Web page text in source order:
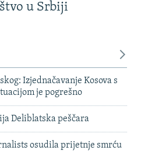
u Srbiji
Izjednačavanje Kosova s
je pogrešno
Deliblatska peščara
osudila prijetnje smrću